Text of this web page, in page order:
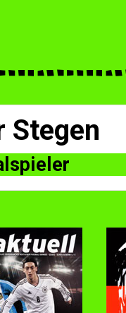
Stegen